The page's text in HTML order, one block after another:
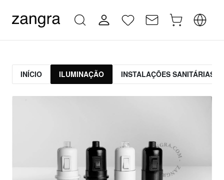
INÍCIO ILUMINAÇÃO INSTALAÇÕES SANITÁRIAS